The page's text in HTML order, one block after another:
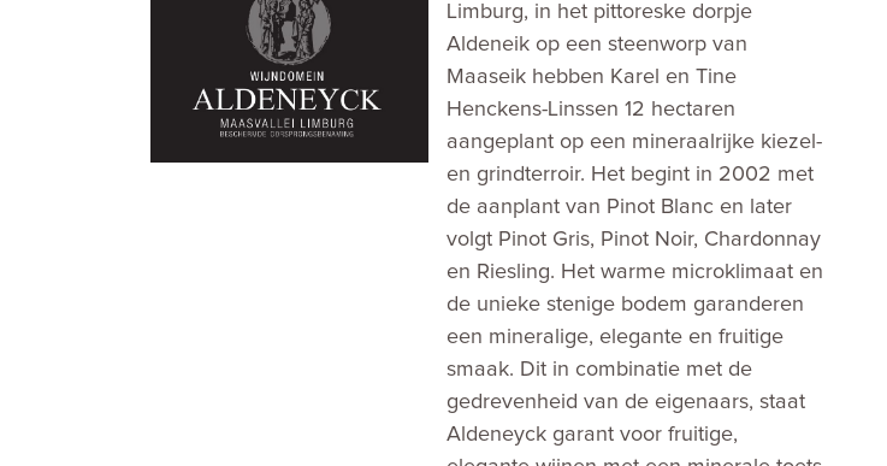
Limburg, in het pittoreske dorpje
Aldeneik op een steenworp van
Maaseik hebben Karel en Tine
Henckens-Linssen 12 hectaren
aangeplant op een mineraalrijke kiezel-
en grindterroir. Het begint in 2002 met
de aanplant van Pinot Blanc en later
volgt Pinot Gris, Pinot Noir, Chardonnay
en Riesling. Het warme microklimaat en
de unieke stenige bodem garanderen
een mineralige, elegante en fruitige
smaak. Dit in combinatie met de
gedrevenheid van de eigenaars, staat
Aldeneyck garant voor fruitige,